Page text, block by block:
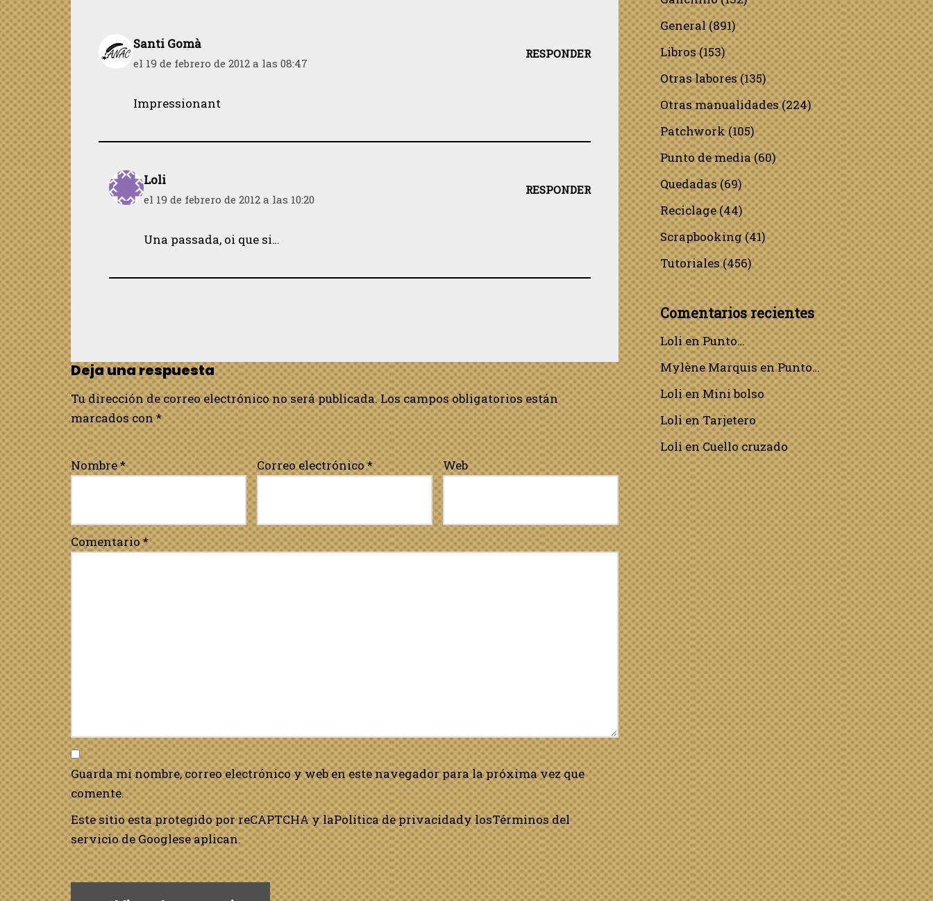
Santi Gomà
el 19 de febrero de 2012 a las 08:47
RESPONDER
Impressionant
Loli
el 19 de febrero de 2012 a las 10:20
RESPONDER
Una passada, oi que si…
Deja una respuesta
Tu dirección de correo electrónico no será publicada. Los campos obligatorios están
marcados con*
Nombre* Correo electrónico* Web
Comentario*
Guarda mi nombre, correo electrónico y web en este navegador para la próxima vez que
comente.
Este sitio esta protegido por reCAPTCHA y laPolítica de privacidady losTérminos del
servicio de Googlese aplican.
General(891)
Libros(153)
Otras labores(135)
Otras manualidades(224)
Patchwork(105)
Punto de media(60)
Quedadas(69)
Reciclage(44)
Scrapbooking(41)
Tutoriales(456)
Comentarios recientes
LolienPunto…
Mylène MarquisenPunto…
LolienMini bolso
LolienTarjetero
LolienCuello cruzado